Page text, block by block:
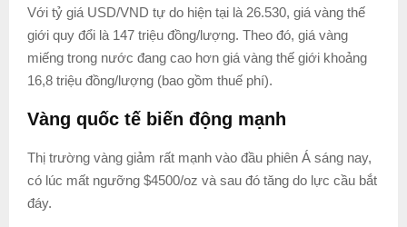
Với tỷ giá USD/VND tự do hiện tại là 26.530, giá vàng thế
giới quy đổi là 147 triệu đồng/lượng. Theo đó, giá vàng
miếng trong nước đang cao hơn giá vàng thế giới khoảng
16,8 triệu đồng/lượng (bao gồm thuế phí).
Vàng quốc tế biến động mạnh
Thị trường vàng giảm rất mạnh vào đầu phiên Á sáng nay,
có lúc mất ngưỡng $4500/oz và sau đó tăng do lực cầu bắt
đáy.